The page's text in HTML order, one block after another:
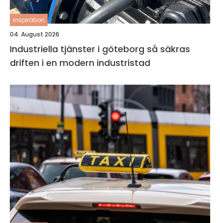
inspiration
04. August 2026
Industriella tjänster i göteborg så säkras
driften i en modern industristad